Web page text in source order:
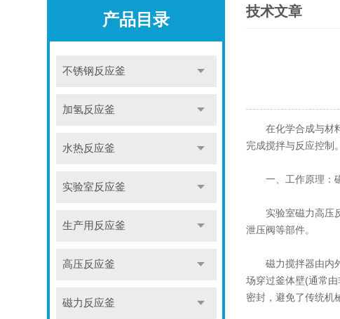
产品目录
不锈钢反应釜
加氢反应釜
水热反应釜
实验室反应釜
生产用反应釜
高压反应釜
磁力反应釜
技术文章
在化学合成与材料
完成搅拌与反应控制。
一、工作原理：磁
实验室磁力高压反
泄压阀等部件。
磁力搅拌器由内外
场穿过釜体壁(通常
密封，避免了传统机